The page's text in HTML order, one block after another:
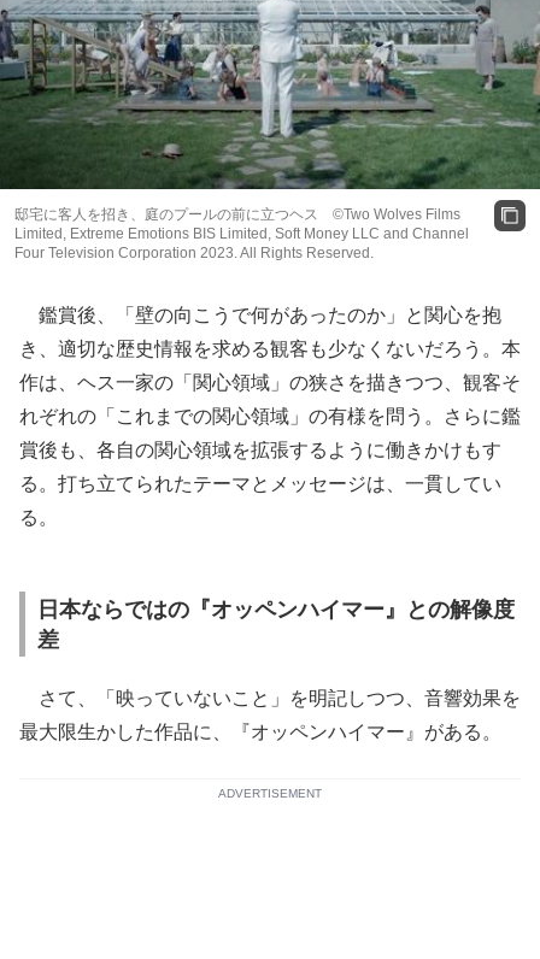
邸宅に客人を招き、庭のプールの前に立つヘス ©Two Wolves Films
Limited, Extreme Emotions BIS Limited, Soft Money LLC and Channel
Four Television Corporation 2023. All Rights Reserved.
鑑賞後、「壁の向こうで何があったのか」と関心を抱
き、適切な歴史情報を求める観客も少なくないだろう。本
作は、ヘス一家の「関心領域」の狭さを描きつつ、観客そ
れぞれの「これまでの関心領域」の有様を問う。さらに鑑
賞後も、各自の関心領域を拡張するように働きかけもす
る。打ち立てられたテーマとメッセージは、一貫してい
る。
日本ならではの『オッペンハイマー』との解像度
差
さて、「映っていないこと」を明記しつつ、音響効果を
最大限生かした作品に、『オッペンハイマー』がある。
ADVERTISEMENT